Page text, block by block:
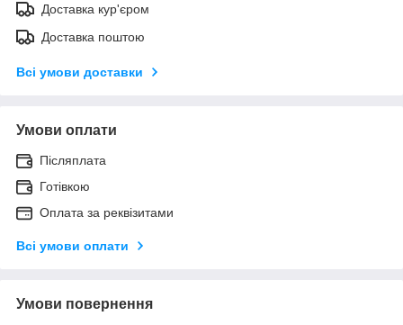
Доставка кур'єром
Доставка поштою
Всі умови доставки
Умови оплати
Післяплата
Готівкою
Оплата за реквізитами
Всі умови оплати
Умови повернення